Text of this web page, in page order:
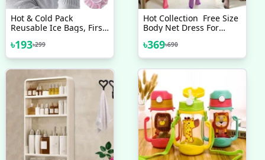
Hot & Cold Pack
Reusable Ice Bags, First
Cold Therapy
৳193৳299
Hot Collection Free Size
Body Net Dress For
৳369৳690